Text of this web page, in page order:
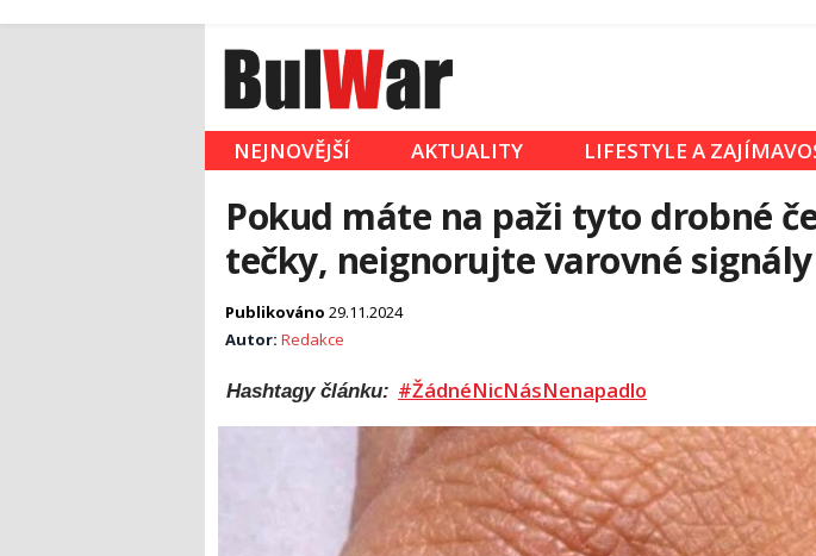
NEJNOVĚJŠÍ AKTUALITY LIFESTYLE A
Pokud máte na paži tyto drobné
tečky, neignorujte varovné signály
Publikováno 29.11.2024
Autor: Redakce
Hashtagy článku: #ŽádnéNicNásNenapadlo